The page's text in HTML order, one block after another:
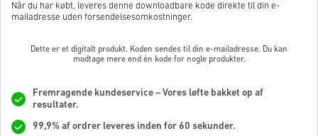
Når du har købt, leveres denne downloadbare kode direkte til din e-
mailadresse uden forsendelsesomkostninger.
Dette er et digitalt produkt. Koden sendes til din e-mailadresse. Du kan
modtage mere end én kode for nogle produkter.
Fremragende kundeservice – Vores løfte bakket op af
resultater.
99,9% af ordrer leveres inden for 60 sekunder.